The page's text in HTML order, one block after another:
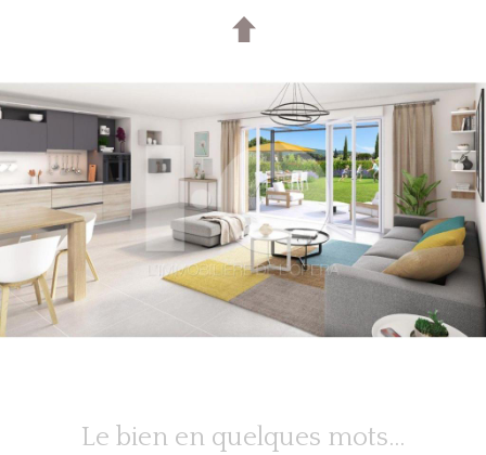
Le bien en quelques mots...